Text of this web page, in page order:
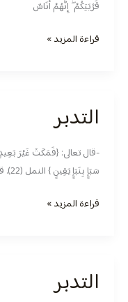
قَرْيَتِكُمْ ۖ إِنَّهُمْ أُنَاسٌ
قراءة المزيد »
التدبر
-قال تعالى: {فَمَكَثَ غَيْرَ
سَبَإٍ بِنَبَإٍ يَقِينٍ } النمل (22). قالها
التدبر
قراءة المزيد »
التدبر
التدبر